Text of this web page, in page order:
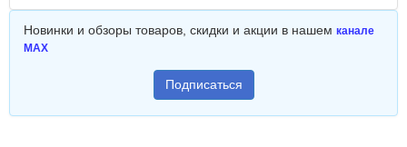
Новинки и обзоры товаров, скидки и акции в нашем канале
MAX
Подписаться